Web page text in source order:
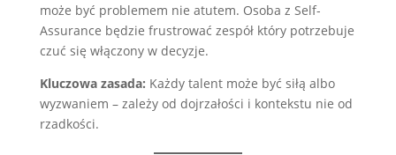
może być problemem nie atutem. Osoba z Self-
Assurance będzie frustrować zespół który potrzebuje
czuć się włączony w decyzje.
Kluczowa zasada: Każdy talent może być siłą albo
wyzwaniem – zależy od dojrzałości i kontekstu nie od
rzadkości.